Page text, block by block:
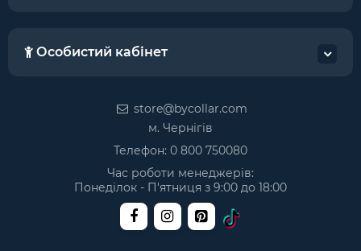
Особистий кабінет
store@bycollar.com
м. Чернігів
Телефон: 0 800 750080
Час роботи менеджерів:
Понеділок - П'ятниця з 9:00 до 18:00